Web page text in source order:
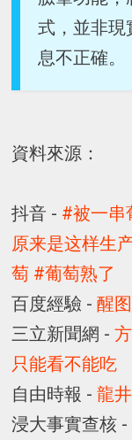
式，並非現
息不正確。
資料來源：
抖音 - #被一串
原来是这样生
萄 #葡萄熟了
百度經驗 -醒
三立新聞網 -
只能看不能吃
自由時報 -龍
浸大事實查核 -